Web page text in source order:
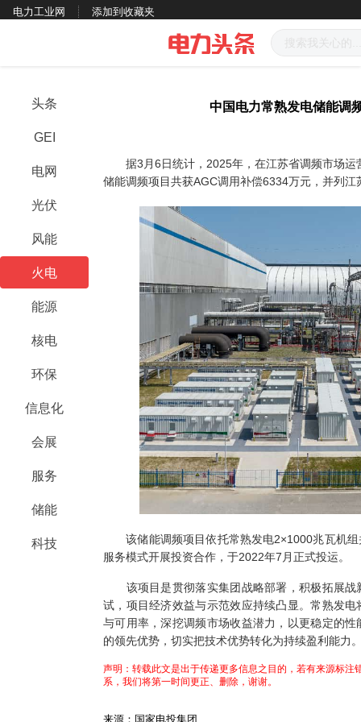
电力工业网 添加到收藏夹
头条
GEI
电网
光伏
风能
火电
能源
核电
环保
信息化
会展
服务
储能
科技
中国电力常熟发电储能调
据3月6日统计，2025年，在江苏省调频市场运
储能调频项目共获AGC调用补偿6334万元，并列江
该储能调频项目依托常熟发电2×1000兆瓦机组
服务模式开展投资合作，于2022年7月正式投运。
该项目是贯彻落实集团战略部署，积极拓展战
试，项目经济效益与示范效应持续凸显。常熟发
与可用率，深挖调频市场收益潜力，以更稳定的
的领先优势，切实把技术优势转化为持续盈利能力
声明：转载此文是出于传递更多信息之目的，若有来源标
系，我们将第一时间更正、删除，谢谢。
来源：国家电投集团